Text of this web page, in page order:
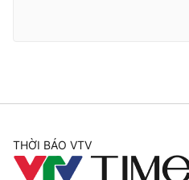
THỜI BÁO VTV